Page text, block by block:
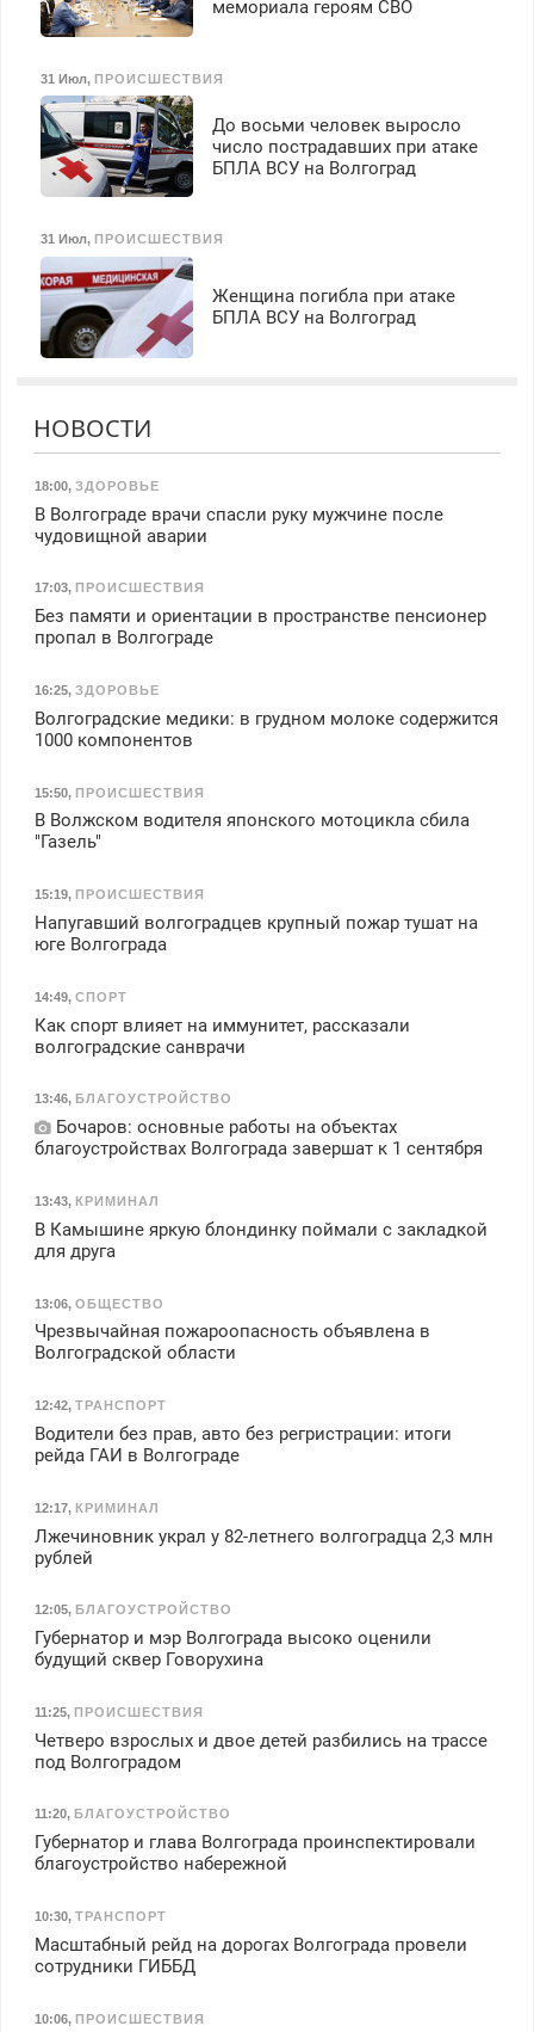
мемориала героям СВО
31 Июл, ПРОИСШЕСТВИЯ
До восьми человек выросло
число пострадавших при атаке
БПЛА ВСУ на Волгоград
31 Июл, ПРОИСШЕСТВИЯ
Женщина погибла при атаке
БПЛА ВСУ на Волгоград
НОВОСТИ
18:00, ЗДОРОВЬЕ
В Волгограде врачи спасли руку мужчине после
чудовищной аварии
17:03, ПРОИСШЕСТВИЯ
Без памяти и ориентации в пространстве пенсионер
пропал в Волгограде
16:25, ЗДОРОВЬЕ
Волгоградские медики: в грудном молоке содержится
1000 компонентов
15:50, ПРОИСШЕСТВИЯ
В Волжском водителя японского мотоцикла сбила
"Газель"
15:19, ПРОИСШЕСТВИЯ
Напугавший волгоградцев крупный пожар тушат на
юге Волгограда
14:49, СПОРТ
Как спорт влияет на иммунитет, рассказали
волгоградские санврачи
13:46, БЛАГОУСТРОЙСТВО
Бочаров: основные работы на объектах
благоустройствах Волгограда завершат к 1 сентября
13:43, КРИМИНАЛ
В Камышине яркую блондинку поймали с закладкой
для друга
13:06, ОБЩЕСТВО
Чрезвычайная пожароопасность объявлена в
Волгоградской области
12:42, ТРАНСПОРТ
Водители без прав, авто без регристрации: итоги
рейда ГАИ в Волгограде
12:17, КРИМИНАЛ
Лжечиновник украл у 82-летнего волгоградца 2,3 млн
рублей
12:05, БЛАГОУСТРОЙСТВО
Губернатор и мэр Волгограда высоко оценили
будущий сквер Говорухина
11:25, ПРОИСШЕСТВИЯ
Четверо взрослых и двое детей разбились на трассе
под Волгоградом
11:20, БЛАГОУСТРОЙСТВО
Губернатор и глава Волгограда проинспектировали
благоустройство набережной
10:30, ТРАНСПОРТ
Масштабный рейд на дорогах Волгограда провели
сотрудники ГИББД
10:06, ПРОИСШЕСТВИЯ